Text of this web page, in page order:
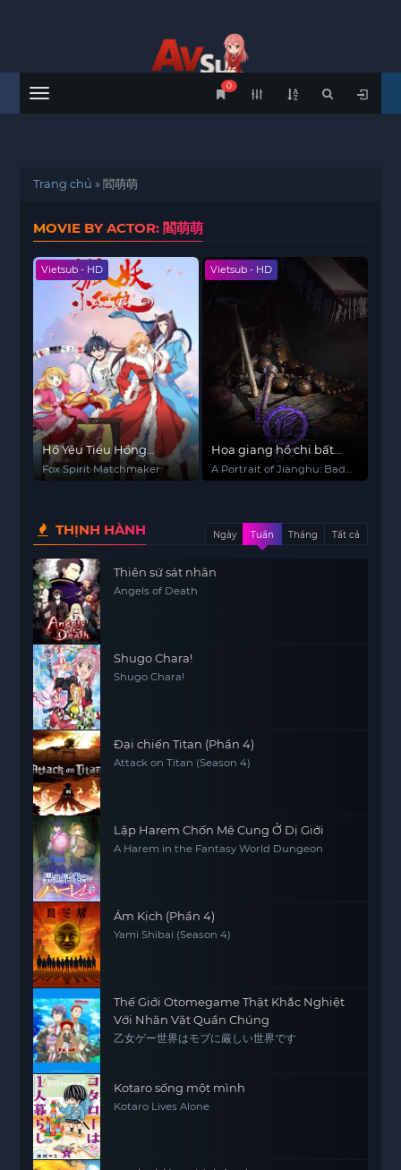
Menu
0
Trang chủ »閻萌萌
MOVIE BY ACTOR: 閻萌萌
Vietsub - HD
Hồ Yêu Tiểu Hồng
Nương
Fox Spirit Matchmaker
Vietsub - HD
Họa giang hồ chi bất
lương nhân (Phần 7)
A Portrait of Jianghu: Bad
THỊNH HÀNH Ngày Tuần Tháng Tất cả
Thiên sứ sát nhân
Angels of Death
Shugo Chara!
Shugo Chara!
Đại chiến Titan (Phần 4)
Attack on Titan (Season 4)
Lập Harem Chốn Mê Cung Ở Dị Giới
A Harem in the Fantasy World Dungeon
Ám Kịch (Phần 4)
Yami Shibai (Season 4)
Thế Giới Otomegame Thật Khắc Nghiệt
Với Nhân Vật Quần Chúng
乙女ゲー世界はモブに厳しい世界です
Kotaro sống một mình
Kotaro Lives Alone